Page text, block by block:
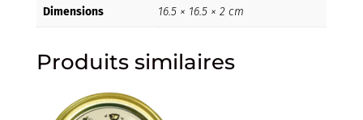
Dimensions 16.5 × 16.5 × 2 cm
Produits similaires